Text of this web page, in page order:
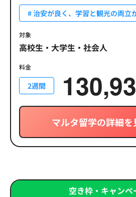
# 治安が良く、学習と観光の両立
対象
高校生・大学生・社会人
料金
2週間
マルタ留学の詳細を
空き枠・キャンペ